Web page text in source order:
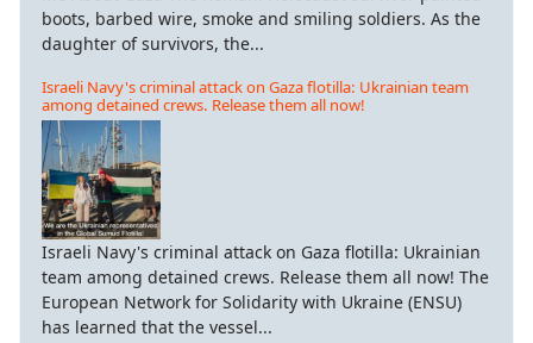
boots, barbed wire, smoke and smiling soldiers. As the
daughter of survivors, the...
Israeli Navy's criminal attack on Gaza flotilla: Ukrainian team
among detained crews. Release them all now!
Israeli Navy's criminal attack on Gaza flotilla: Ukrainian
team among detained crews. Release them all now! The
European Network for Solidarity with Ukraine (ENSU)
has learned that the vessel...